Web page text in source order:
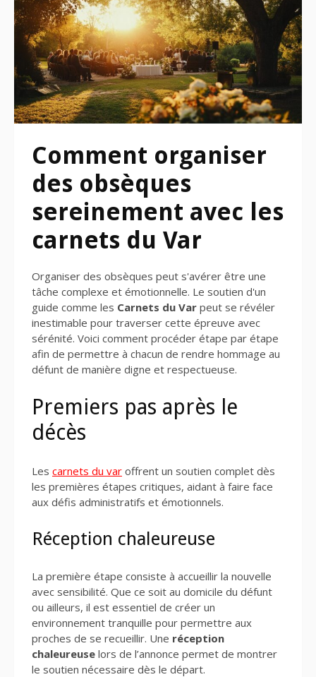
Comment organiser
des obsèques
sereinement avec les
carnets du Var
Organiser des obsèques peut s'avérer être une
tâche complexe et émotionnelle. Le soutien d'un
guide comme les Carnets du Var peut se révéler
inestimable pour traverser cette épreuve avec
sérénité. Voici comment procéder étape par étape
afin de permettre à chacun de rendre hommage au
défunt de manière digne et respectueuse.
Premiers pas après le
décès
Les carnets du var offrent un soutien complet dès
les premières étapes critiques, aidant à faire face
aux défis administratifs et émotionnels.
Réception chaleureuse
La première étape consiste à accueillir la nouvelle
avec sensibilité. Que ce soit au domicile du défunt
ou ailleurs, il est essentiel de créer un
environnement tranquille pour permettre aux
proches de se recueillir. Une réception
chaleureuse lors de l’annonce permet de montrer
le soutien nécessaire dès le départ.